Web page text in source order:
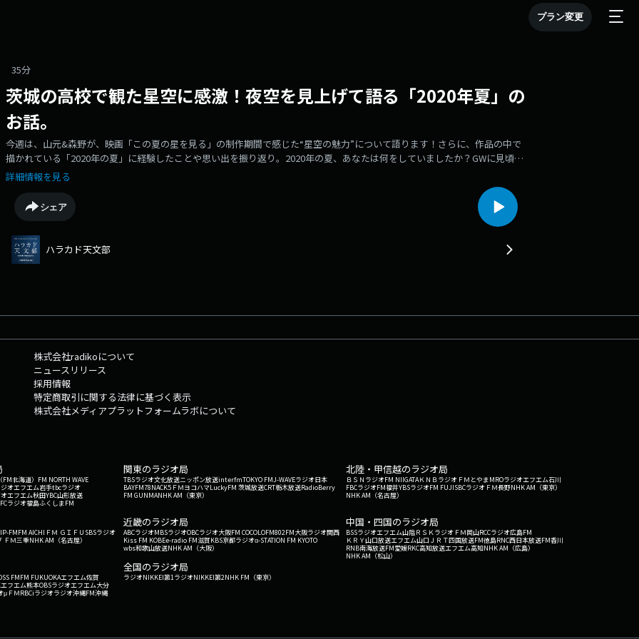
プラン変更
35分
茨城の高校で観た星空に感激！夜空を見上げて語る「2020年夏」の
お話。
今週は、山元&森野が、映画「この夏の星を見る」の制作期間で感じた“星空の魅力”について語ります！さらに、作品の中で
描かれている「2020年の夏」に経験したことや思い出を振り返り。2020年の夏、あなたは何をしていましたか？GWに見頃！
みずがめ座η（エータ）流星群／恐竜が好きだった山元少年／パキケファロサウルス／茨城の高校で観た星空／天体観測の奥
深さに気づいた瞬間／東京の夜空／スターキャッチの難しさ／プラネタリウムと映画の違い／2020年の夏／山元三兄弟で映画
を制作／コロナ禍を映画で描くということ／マスクを生かして撮影／コロナ禍で青春を過ごした高校生たち📩 message星空
についての疑問や、コロナ禍での部活動の思い出など、どんなことでもOK！お便りはこちらから！▶︎メッセージを送る番組
の感想は「#ハラカド天文部」をつけて投稿してください！・・・・・・・・・・・・・・・・・⭐️info◯ 映画「この夏の星
を見る」は2025年7月4日（金）公開！原作：辻村深月「この夏の星を見る」（KADOKAWA）主演：桜田ひより監督：山元環
脚本：森野マッシュ音楽：haruka nakamura配給：東映◯ 作品に関する最新情報は、映画「この夏の星を見る」公式SNSをチ
詳細情報を見る
シェア
ハラカド天文部
株式会社radikoについて
ニュースリリース
採用情報
特定商取引に関する法律に基づく表示
株式会社メディアプラットフォームラボについて
北海道） FM NORTH WAVE
オエフエム岩手tbcラジオ
エフエム秋田YBC山形放送
ラジオ福島ふくしまFM
関東のラジオ局
TBSラジオ文化放送ニッポン放送interfmTOKYO FMJ-WAVEラジオ日本
BAYFM78NACK5 ＦＭヨコハマLuckyFM 茨城放送CRT栃木放送RadioBerry
FM GUNMANHK AM（東京）
北陸・甲信越のラジオ局
ＢＳＮラジオFM NIIGATAＫＮＢラジオ ＦＭとやまMROラジオエフエム石川
FBCラジオFM福井YBSラジオFM FUJISBCラジオ ＦＭ長野NHK AM（東京）
NHK AM（名古屋）
FMFM AICHI ＦＭ ＧＩＦＵ SBSラジオ
ＦＭ三重NHK AM（名古屋）
近畿のラジオ局
ABCラジオMBSラジオOBCラジオ大阪FM COCOLOFM802FM大阪ラジオ関西
Kiss FM KOBEe-radio FM滋賀KBS京都ラジオα-STATION FM KYOTO
wbs和歌山放送NHK AM（大阪）
中国・四国のラジオ局
BSSラジオエフエム山陰ＲＳＫラジオ ＦＭ岡山RCCラジオ広島FM
ＫＲＹ山口放送エフエム山口 ＪＲＴ四国放送FM徳島RNC西日本放送FM香川
RNB南海放送FM愛媛RKC高知放送エフエム高知NHK AM（広島）
NHK AM（松山）
FMFM FUKUOKAエフエム佐賀
フエム熊本OBSラジオエフエム大分
μＦＭRBCiラジオラジオ沖縄FM沖縄
全国のラジオ局
ラジオNIKKEI第1ラジオNIKKEI第2NHK FM（東京）